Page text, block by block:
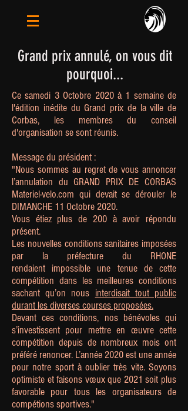
Grand prix annulé, on vous dit
pourquoi...
Ce samedi 3 Octobre 2020 à 1 semaine de
l'édition inédite du Grand prix de la ville de
Corbas, les membres du conseil
d'organisation se sont réunis.
Message du président :
"Nous sommes au regret de vous annoncer
l’annulation du GRAND PRIX DE CORBAS
Materiel-velo.com qui devait se dérouler le
DIMANCHE 11 Octobre 2020.
Vous étiez plus de 200 à avoir répondu
présent.
Les nouvelles conditions sanitaires imposées
par la préfecture du RHONE
rendaient impossible une tenue de cette
compétition dans les meilleures conditions
sachant qu’on nous interdisait tout public
durant les diverses courses proposées.
Devant ces conditions, nos bénévoles qui
s’investissent pour mettre en œuvre cette
compétition depuis de nombreux mois ont
préféré renoncer. L’année 2020 est une année
pour notre sport à oublier très vite. Soyons
optimiste et faisons vœux que 2021 soit plus
favorable pour tous les organisateurs de
compétions sportives."